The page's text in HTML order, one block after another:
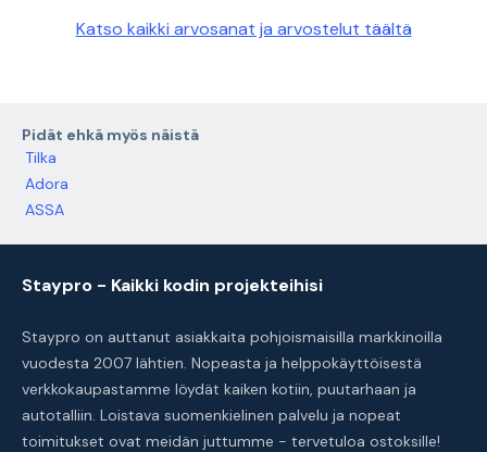
Katso kaikki arvosanat ja arvostelut täältä
Pidät ehkä myös näistä
Tilka
Adora
ASSA
Staypro - Kaikki kodin projekteihisi
Staypro on auttanut asiakkaita pohjoismaisilla markkinoilla
vuodesta 2007 lähtien. Nopeasta ja helppokäyttöisestä
verkkokaupastamme löydät kaiken kotiin, puutarhaan ja
autotalliin. Loistava suomenkielinen palvelu ja nopeat
toimitukset ovat meidän juttumme - tervetuloa ostoksille!